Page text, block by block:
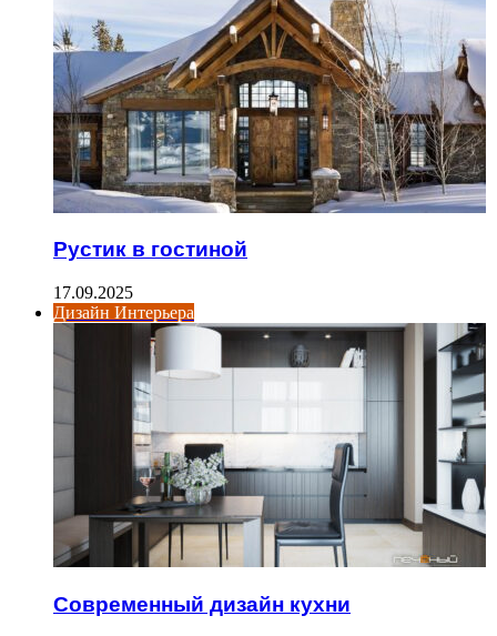
Рустик в гостиной
17.09.2025
Дизайн Интерьера
Современный дизайн кухни